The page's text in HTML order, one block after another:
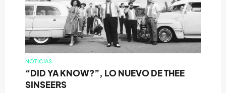
NOTICIAS
“DID YA KNOW?”, LO NUEVO DE THEE
SINSEERS